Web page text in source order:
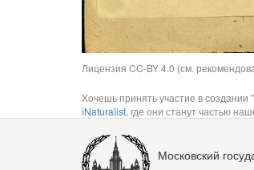
Лицензия CC-BY 4.0 (см.
Хочешь принять участие в
iNaturalist, где они станут частью
Московский